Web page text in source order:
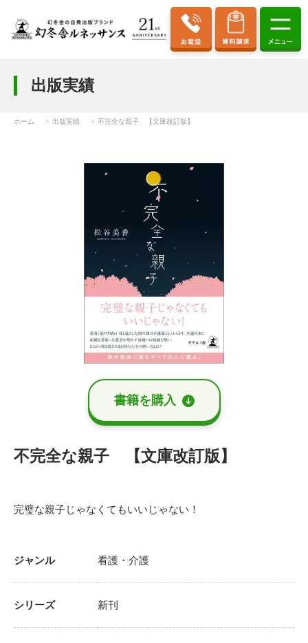
出版実績
ホーム 出版実績 不完全な親子 【文庫改訂版】
書籍を購⼊
不完全な親子 【文庫改訂版】
完璧な親子じゃなくてもいいじゃない！
ジャンル 看護・介護
シリーズ 新刊